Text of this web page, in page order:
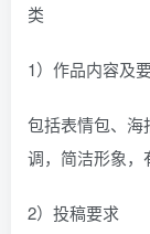
类
1）作品内容及
包括表情包、海
调，简洁形象，
2）投稿要求